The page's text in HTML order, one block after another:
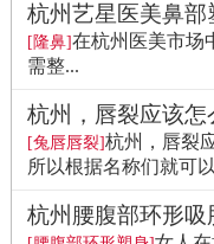
杭州艺星医美鼻部
[隆鼻]在杭州医美市场
需整...
杭州，唇裂应该怎
[兔唇唇裂]杭州，唇裂
所以根据名称们就可
杭州腰腹部环形吸